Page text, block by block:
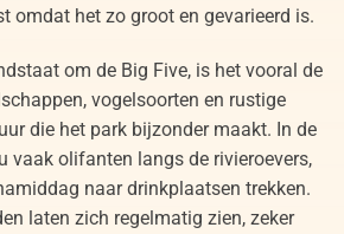
omdat het zo groot en gevarieerd is.
om de Big Five, is het vooral de
vogelsoorten en rustige
die het park bijzonder maakt. In de
vaak olifanten langs de rivieroevers,
naar drinkplaatsen trekken.
laten zich regelmatig zien, zeker